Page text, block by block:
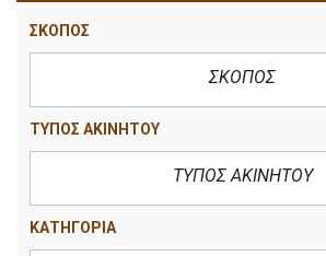
ΣΚΟΠΟΣ
ΣΚΟΠΟΣ
ΤΥΠΟΣ ΑΚΙΝΗΤΟΥ
ΤΥΠΟΣ ΑΚΙΝΗΤΟΥ
ΚΑΤΗΓΟΡΙΑ